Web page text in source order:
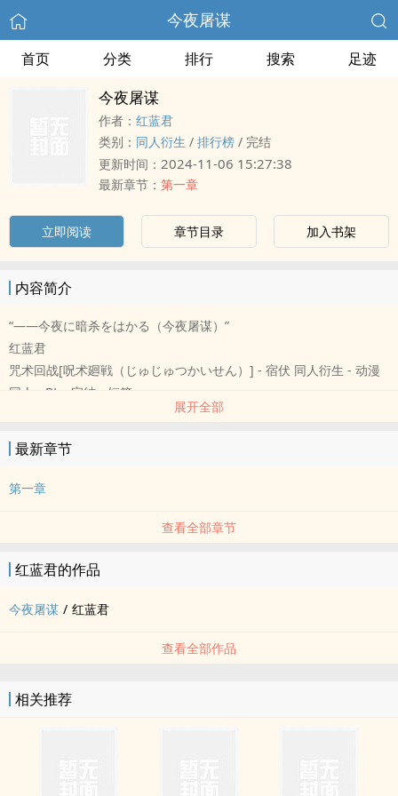
今夜屠谋
首页 分类 排行 搜索 足迹
今夜屠谋
作者： 红蓝君
类别： 同人衍生 / 排行榜 / 完结
更新时间： 2024-11-06 15:27:38
最新章节： 第一章
立即阅读 章节目录 加入书架
内容简介
“——今夜に暗杀をはかる（今夜屠谋）”
红蓝君
咒术回战[呪术廻戦（じゅじゅつかいせん）] - 宿伏 同人衍生 - 动漫
同人 - BL - 完结 - 短篇
*沉默的羔羊au，含部分tv设定，私设很多，请无视本文一切精神分
展开全部
最新章节
第一章
查看全部章节
红蓝君的作品
今夜屠谋 / 红蓝君
查看全部作品
相关推荐